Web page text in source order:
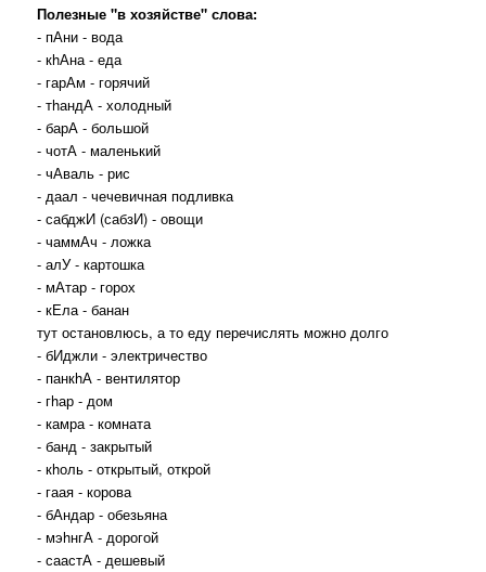
Полезные "в хозяйстве" слова:
- пАни - вода
- кhАна - еда
- гарАм - горячий
- тhандА - холодный
- барА - большой
- чотА - маленький
- чАваль - рис
- даал - чечевичная подливка
- сабджИ (сабзИ) - овощи
- чаммАч - ложка
- алУ - картошка
- мАтар - горох
- кЕла - банан
тут остановлюсь, а то еду перечислять можно долго
- бИджли - электричество
- панкhА - вентилятор
- гhар - дом
- камра - комната
- банд - закрытый
- кhоль - открытый, открой
- гаая - корова
- бАндар - обезьяна
- мэhнгА - дорогой
- саастА - дешевый